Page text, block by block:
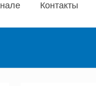
Контакты